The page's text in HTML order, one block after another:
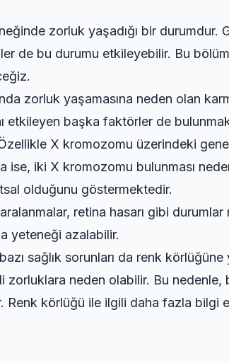
zorluk yaşadığı bir
de bu durumu etkileyebilir. Bu
zorluk yaşamasına neden olan
etkileyen başka faktörler de
X kromozomu üzerindeki
ise, iki X kromozomu bulunması
olduğunu göstermektedir.
retina hasarı gibi durumlar
yeteneği azalabilir.
sağlık sorunları da renk körlüğüne
zorluklara neden olabilir. Bu
Renk körlüğü ile ilgili daha fazla bilgi